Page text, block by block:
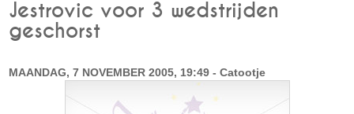
Jestrovic voor 3 wedstrijden
geschorst
MAANDAG, 7 NOVEMBER 2005, 19:49 - Catootje